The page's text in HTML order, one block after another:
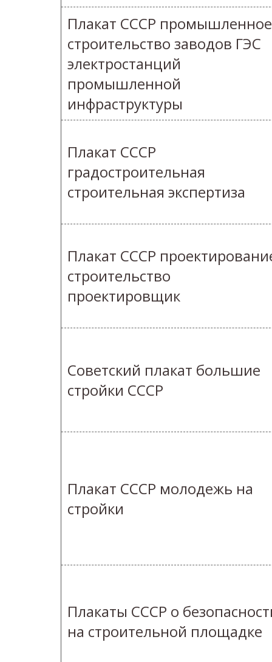
Плакат СССР промышленное
строительство заводов ГЭС
электростанций
промышленной
инфраструктуры
Плакат СССР
градостроительная
строительная экспертиза
Плакат СССР
строительство
проектировщик
Советский плакат большие
стройки СССР
Плакат СССР молодежь на
стройки
Плакаты СССР о
на строительной площадке